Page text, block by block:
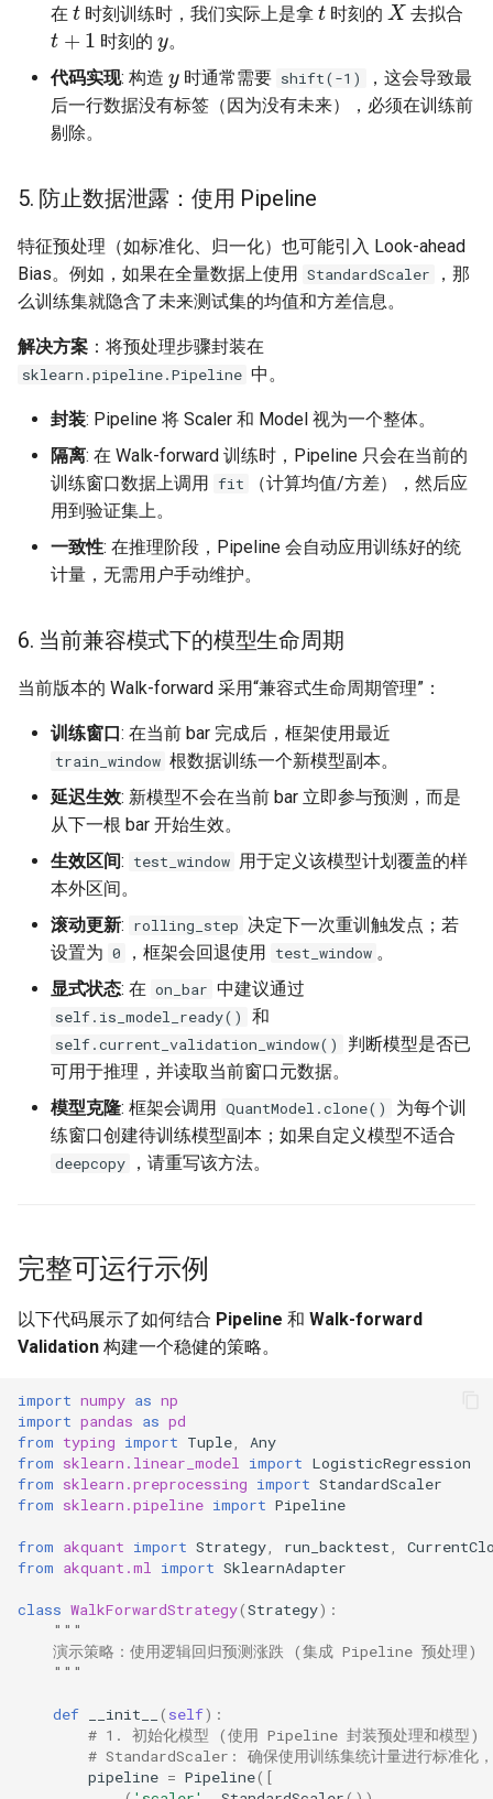
在
时刻训练时，我们实际上是拿 时刻的 去拟合
t+1
时刻的
y
。
代码实现: 构造
y
时通常需要 shift(-1)
，这会导致最
后一行数据没有标签（因为没有未来），必须在训练前
剔除。
5. 防止数据泄露：使用 Pipeline
特征预处理（如标准化、归一化）也可能引入 Look-ahead
Bias。例如，如果在全量数据上使用 StandardScaler
，那
么训练集就隐含了未来测试集的均值和方差信息。
解决方案 ：将预处理步骤封装在
sklearn.pipeline.Pipeline 中。
封装: Pipeline 将 Scaler 和 Model 视为一个整体。
隔离: 在 Walk-forward 训练时，Pipeline 只会在当前的
训练窗口数据上调用 fit
（计算均值/方差），然后应
用到验证集上。
一致性: 在推理阶段，Pipeline 会自动应用训练好的统
计量，无需用户手动维护。
6. 当前兼容模式下的模型生命周期
当前版本的 Walk-forward 采用“兼容式生命周期管理”：
训练窗口: 在当前 bar 完成后，框架使用最近
train_window 根数据训练一个新模型副本。
延迟生效: 新模型不会在当前 bar 立即参与预测，而是
从下一根 bar 开始生效。
生效区间: test_window 用于定义该模型计划覆盖的样
本外区间。
滚动更新: rolling_step 决定下一次重训触发点；若
设置为 0 ，框架会回退使用 test_window 。
显式状态: 在 on_bar 中建议通过
self.is_model_ready() 和
self.current_validation_window()
判断模型是否已
可用于推理，并读取当前窗口元数据。
模型克隆: 框架会调用 QuantModel.clone()
为每个训
练窗口创建待训练模型副本；如果自定义模型不适合
deepcopy ，请重写该方法。
完整可运行示例
以下代码展示了如何结合 Pipeline 和 Walk-forward
Validation 构建一个稳健的策略。
import numpy as np
import pandas as pd
from typing import Tuple
Any
from sklearn.linear_model import LogisticRegression
from sklearn.preprocessing import StandardScaler
from sklearn.pipeline import Pipeline
from akquant import Strategy run_backtest
from akquant.ml import SklearnAdapter
class WalkForwardStrategy(Strategy):
"""
    演示策略：使用逻辑回归预测涨跌 (集成 Pipeline 预处理)
    """
def __init__ ( self):
# 1. 初始化模型 (使用 Pipeline 封装预处理和模型)
# StandardScaler: 确保使用训练集统计量进行标准化
pipeline = Pipeline([